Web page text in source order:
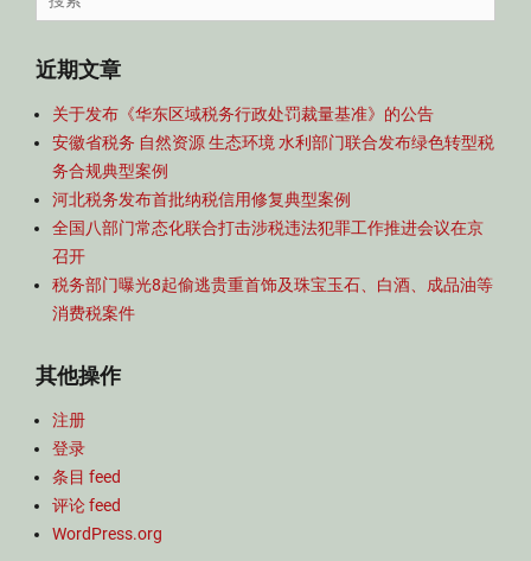
航
for:
近期文章
关于发布《华东区域税务行政处罚裁量基准》的公告
安徽省税务 自然资源 生态环境 水利部门联合发布绿色转型税
务合规典型案例
河北税务发布首批纳税信用修复典型案例
全国八部门常态化联合打击涉税违法犯罪工作推进会议在京
召开
税务部门曝光8起偷逃贵重首饰及珠宝玉石、白酒、成品油等
消费税案件
其他操作
注册
登录
条目 feed
评论 feed
WordPress.org